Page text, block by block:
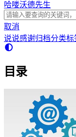
哈喽沃德先生
取消
说说感谢归档分类标
目录